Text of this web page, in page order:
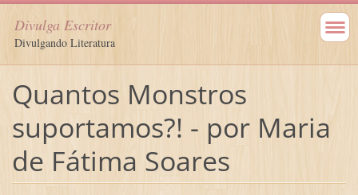
Divulga Escritor
Divulgando Literatura
Quantos Monstros
suportamos?! - por Maria
de Fátima Soares